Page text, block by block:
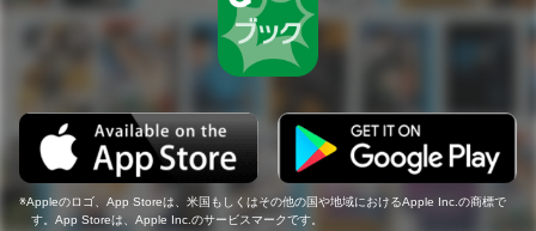
Appleのロゴ、App Storeは、米国もしくはその他の国や地域におけるApple Inc.の商標で
す。App Storeは、Apple Inc.のサービスマークです。